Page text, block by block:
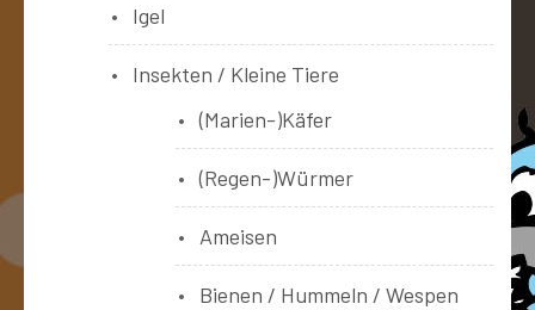
Igel
Insekten / Kleine Tiere
(Marien-)Käfer
(Regen-)Würmer
Ameisen
Bienen / Hummeln / Wespen